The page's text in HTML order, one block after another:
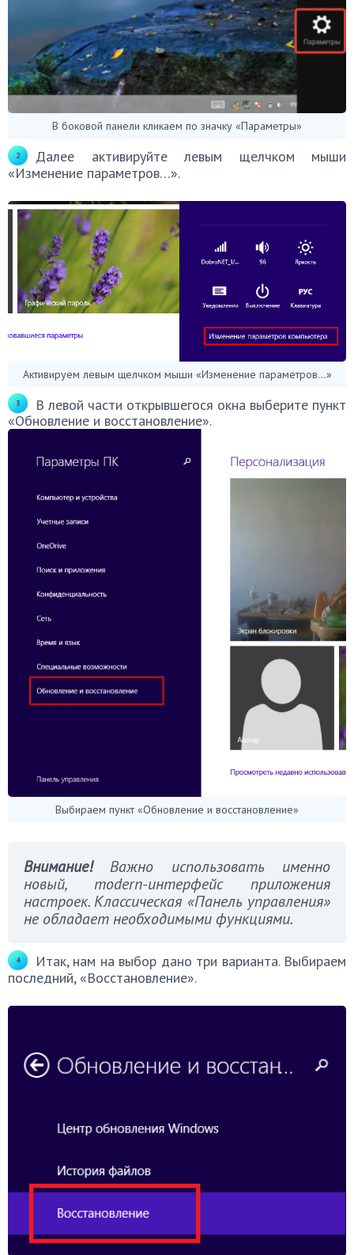
В боковой панели кликаем по значку «Параметры»
Далее активируйте левым щелчком мыши
«Изменение параметров…».
Активируем левым щелчком мыши «Изменение параметров…»
В левой части открывшегося окна выберите пункт
«Обновление и восстановление».
Выбираем пункт «Обновление и восстановление»
Внимание!Важно использовать именно
новый, modern-интерфейс приложения
настроек. Классическая «Панель управления»
не обладает необходимыми функциями.
Итак, нам на выбор дано три варианта. Выбираем
последний, «Восстановление».